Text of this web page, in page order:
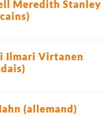
Meredith Stanley
Ilmari Virtanen
(allemand)